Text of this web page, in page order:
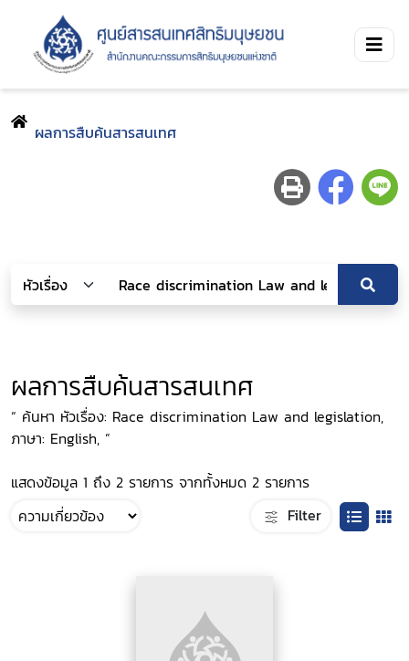
ผลการสืบค้นสารสนเทศ
ผลการสืบค้นสารสนเทศ
“ ค้นหา หัวเรื่อง: Race discrimination Law and legislation,
ภาษา: English, ”
แสดงข้อมูล 1 ถึง 2 รายการ จากทั้งหมด 2 รายการ
Filter